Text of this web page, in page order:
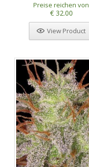
Preise reichen von
€ 32.00
View Product